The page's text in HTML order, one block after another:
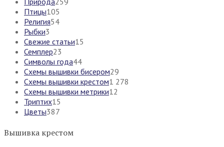
Птицы105
Религия54
Рыбки3
Свежие статьи15
Семплер23
Символы года44
Схемы вышивки бисером29
Схемы вышивки крестом1 278
Схемы вышивки метрики12
Триптих15
Цветы387
Вышивка крестом